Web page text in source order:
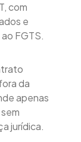
com
e
FGTS.
da
apenas
jurídica.